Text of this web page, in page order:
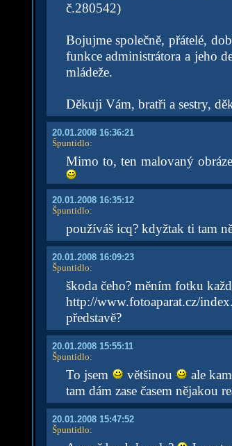
č.280542)
Bojujme společně, přátelé,
funkce administrátora a jeho
mládeže.
Děkuji Vám, bratři a sestry,
20.01.2008 16:36:21
Špuntidlo:
Mimo to, ten malovaný
20.01.2008 16:35:12
Špuntidlo:
používáš icq? kdyžtak ti tam
20.01.2008 16:09:23
Špuntidlo:
škoda čeho? měním fotku
http://www.fotoaparat.cz/
představě?
20.01.2008 15:55:11
Špuntidlo:
To jsem většinou ale
tam dám zase časem nějakou
20.01.2008 15:47:52
Špuntidlo: